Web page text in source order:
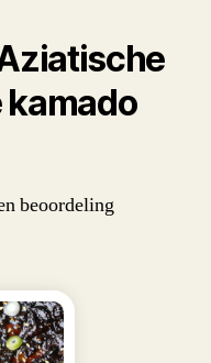
kamado
beoordeling